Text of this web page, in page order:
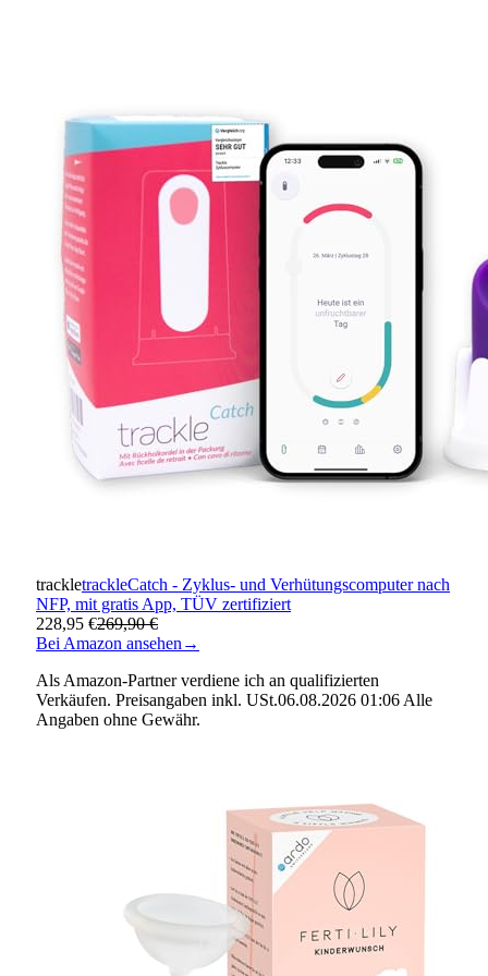
trackletrackleCatch - Zyklus- und Verhütungscomputer nach
NFP, mit gratis App, TÜV zertifiziert
228,95 €269,90 €
Bei Amazon ansehen →
Als Amazon-Partner verdiene ich an qualifizierten
Verkäufen. Preisangaben inkl. USt.06.08.2026 01:06 Alle
Angaben ohne Gewähr.